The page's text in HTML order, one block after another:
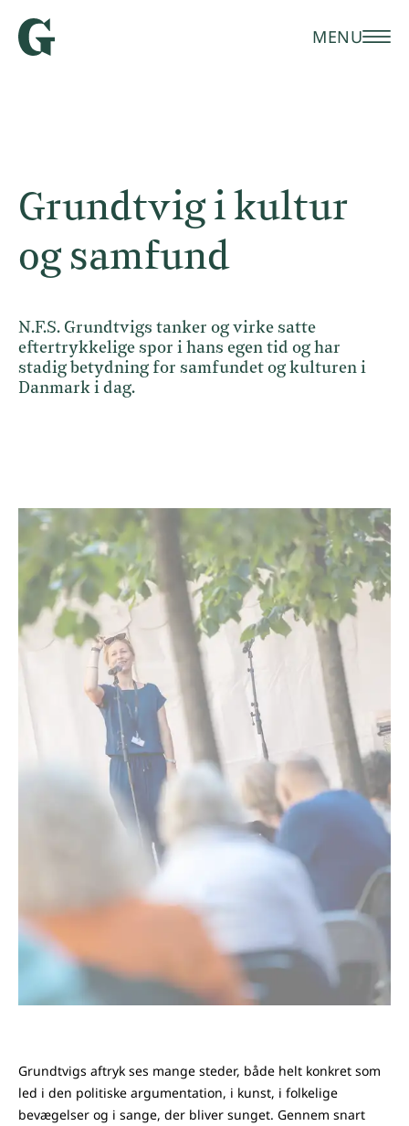
MENU
Grundtvig i kultur
og samfund
N.F.S. Grundtvigs tanker og virke satte
eftertrykkelige spor i hans egen tid og har
stadig betydning for samfundet og kulturen i
Danmark i dag.
Grundtvigs aftryk ses mange steder, både helt konkret som
led i den politiske argumentation, i kunst, i folkelige
bevægelser og i sange, der bliver sunget. Gennem snart